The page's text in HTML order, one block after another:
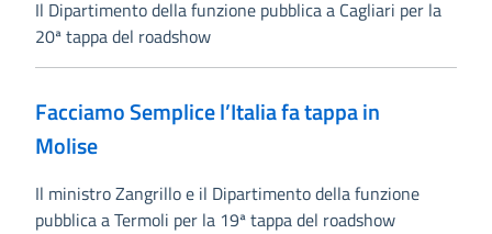
Il Dipartimento della funzione pubblica a Cagliari per la
20ª tappa del roadshow
Facciamo Semplice l’Italia fa tappa in
Molise
Il ministro Zangrillo e il Dipartimento della funzione
pubblica a Termoli per la 19ª tappa del roadshow